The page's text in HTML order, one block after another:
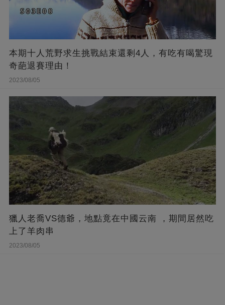
本期十人荒野求生挑戰結束還剩4人，有吃有喝驚現
奇葩退賽理由！
2023/08/05
獵人老喬VS德爺，地點竟在中國云南 ，期間居然吃
上了羊肉串
2023/08/05